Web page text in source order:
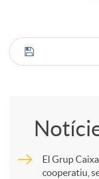
C
m
El Grup
cooperatiu,